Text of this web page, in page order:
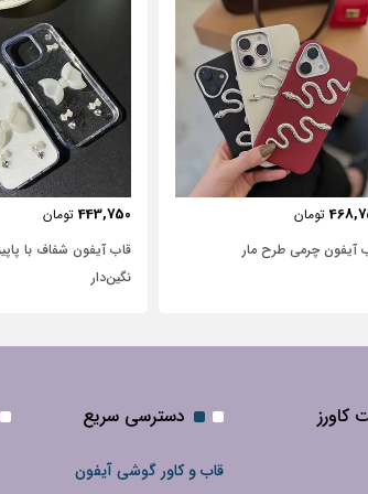
تومان
آیفون شفاف با پاپیون سفید و
2,562,500
2,950,000
قاب آیفون لوکس بامپر OATSBASF
کاورز دسترسی سریع
قاب و کاور گوشی آیفون